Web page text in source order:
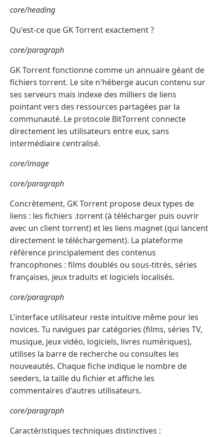
core/heading
Qu'est-ce que GK Torrent exactement ?
core/paragraph
GK Torrent fonctionne comme un annuaire géant de
fichiers torrent. Le site n'héberge aucun contenu sur
ses serveurs mais indexe des milliers de liens
pointant vers des ressources partagées par la
communauté. Le protocole BitTorrent connecte
directement les utilisateurs entre eux, sans
intermédiaire centralisé.
core/image
core/paragraph
Concrètement, GK Torrent propose deux types de
liens : les fichiers .torrent (à télécharger puis ouvrir
avec un client torrent) et les liens magnet (qui lancent
directement le téléchargement). La plateforme
référence principalement des contenus
francophones : films doublés ou sous-titrés, séries
françaises, jeux traduits et logiciels localisés.
core/paragraph
L'interface utilisateur reste intuitive même pour les
novices. Tu navigues par catégories (films, séries TV,
musique, jeux vidéo, logiciels, livres numériques),
utilises la barre de recherche ou consultes les
nouveautés. Chaque fiche indique le nombre de
seeders, la taille du fichier et affiche les
commentaires d'autres utilisateurs.
core/paragraph
Caractéristiques techniques distinctives :